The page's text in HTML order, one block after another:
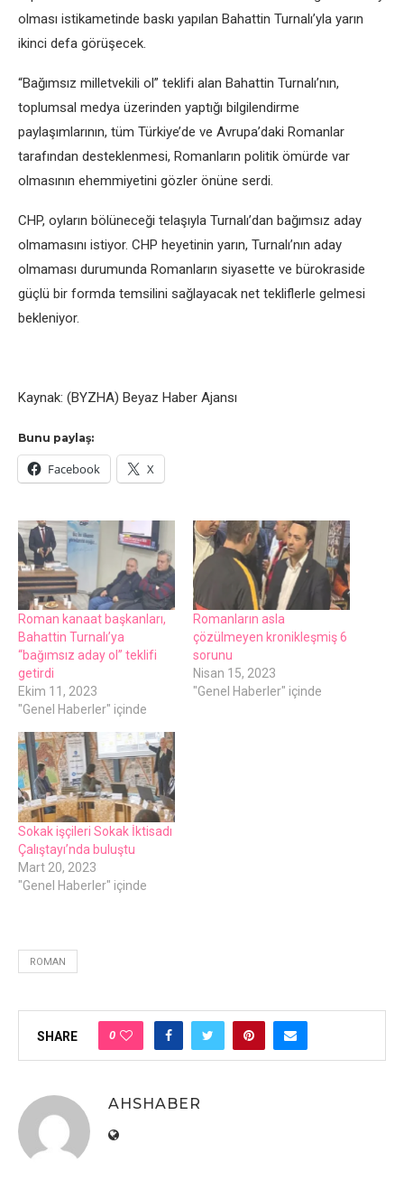
olması istikametinde baskı yapılan Bahattin Turnalı’yla yarın
ikinci defa görüşecek.
“Bağımsız milletvekili ol” teklifi alan Bahattin Turnalı’nın,
toplumsal medya üzerinden yaptığı bilgilendirme
paylaşımlarının, tüm Türkiye’de ve Avrupa’daki Romanlar
tarafından desteklenmesi, Romanların politik ömürde var
olmasının ehemmiyetini gözler önüne serdi.
CHP, oyların bölüneceği telaşıyla Turnalı’dan bağımsız aday
olmamasını istiyor. CHP heyetinin yarın, Turnalı’nın aday
olmaması durumunda Romanların siyasette ve bürokraside
güçlü bir formda temsilini sağlayacak net tekliflerle gelmesi
bekleniyor.
Kaynak: (BYZHA) Beyaz Haber Ajansı
Bunu paylaş:
Facebook X
Roman kanaat başkanları,
Bahattin Turnalı’ya
“bağımsız aday ol” teklifi
getirdi
Ekim 11, 2023
"Genel Haberler" içinde
Romanların asla
çözülmeyen kronikleşmiş 6
sorunu
Nisan 15, 2023
"Genel Haberler" içinde
Sokak işçileri Sokak İktisadı
Çalıştayı’nda buluştu
Mart 20, 2023
"Genel Haberler" içinde
ROMAN
SHARE 0
AHSHABER